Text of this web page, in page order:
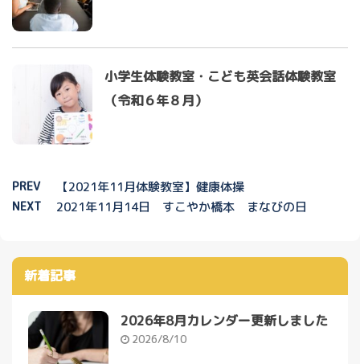
小学生体験教室・こども英会話体験教室
（令和６年８月）
PREV 【2021年11月体験教室】健康体操
NEXT 2021年11月14日 すこやか橋本 まなびの日
新着記事
2026年8月カレンダー更新しました
2026/8/10